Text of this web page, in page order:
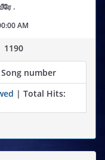
.
AM
1190
number
| Total Hits: